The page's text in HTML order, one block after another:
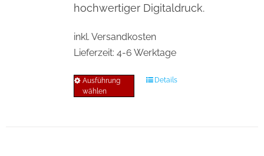
Produktseite
werden
hochwertiger Digitaldruck.
inkl. Versandkosten
Lieferzeit: 4-6 Werktage
Ausführung
wählen
Dieses
Details